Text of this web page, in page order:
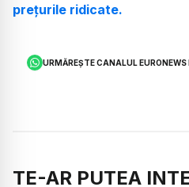
prețurile ridicate.
URMĂREȘTE CANALUL
TE-AR PUTEA